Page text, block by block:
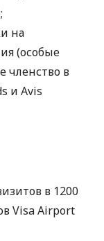
на
(особые
членство в
и Avis
в 1200
Visa Airport